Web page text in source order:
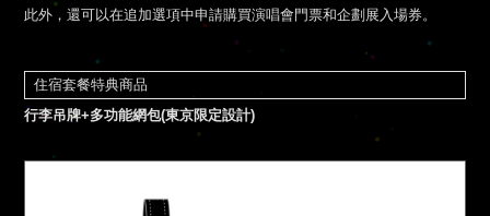
此外，還可以在追加選項中申請購買演唱會門票和企劃展入場券。
住宿套餐特典商品
行李吊牌+多功能網包(東京限定設計)